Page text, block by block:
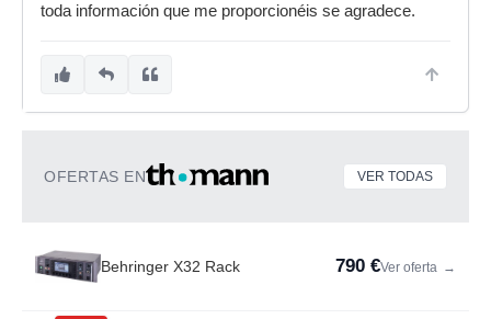
toda información que me proporcionéis se agradece.
OFERTAS EN VER TODAS
Behringer X32 Rack 790 €Ver oferta →